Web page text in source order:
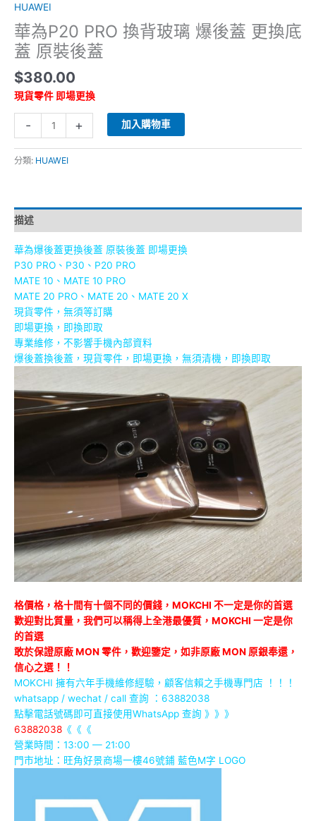
HUAWEI
華為P20 PRO 換背玻璃 爆後蓋 更換底
蓋 原裝後蓋
$380.00
現貨零件 即場更換
- + 加入購物車
分類: HUAWEI
描述
華為爆後蓋更換後蓋 原裝後蓋 即場更換
P30 PRO、P30、P20 PRO
MATE 10、MATE 10 PRO
MATE 20 PRO、MATE 20、MATE 20 X
現貨零件，無須等訂購
即場更換，即換即取
專業維修，不影響手機內部資料
爆後蓋換後蓋，現貨零件，即場更換，無須清機，即換即取
格價格，格十間有十個不同的價錢，MOKCHI 不一定是你的首選
歡迎對比質量，我們可以稱得上全港最優質，MOKCHI 一定是你
的首選
敢於保證原廠 MON 零件，歡迎鑒定，如非原廠 MON 原銀奉還，
信心之選！！
MOKCHI 擁有六年手機維修經驗，顧客信賴之手機專門店 ！！！
whatsapp / wechat / call 查詢 ：63882038
點擊電話號碼即可直接使用WhatsApp 查詢 》》》
63882038 《《《
營業時間：13:00 — 21:00
門市地址： 旺角好景商場一樓46號鋪 藍色M字 LOGO